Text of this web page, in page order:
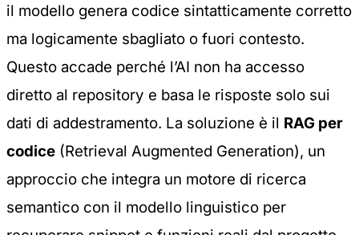
il modello genera codice sintatticamente corretto
ma logicamente sbagliato o fuori contesto.
Questo accade perché l’AI non ha accesso
diretto al repository e basa le risposte solo sui
dati di addestramento. La soluzione è il RAG per
codice (Retrieval Augmented Generation), un
approccio che integra un motore di ricerca
semantico con il modello linguistico per